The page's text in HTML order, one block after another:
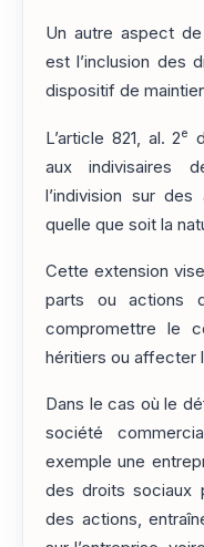
Un autre aspect
est l’inclusion des
dispositif de
L’article 821, al. 2e
aux indivisaires
l’indivision sur
quelle que soit la
Cette extension
parts ou actions
compromettre le
héritiers ou affecter
Dans le cas où le
société
exemple une
des droits sociaux
des actions,